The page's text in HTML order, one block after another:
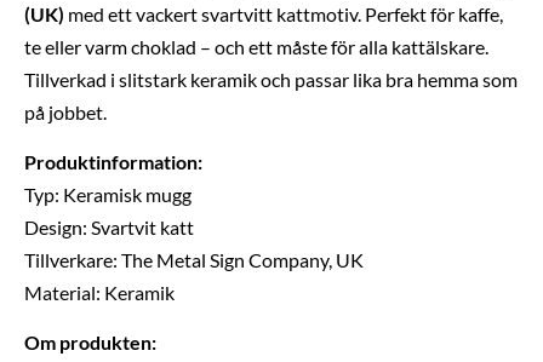
(UK) med ett vackert svartvitt kattmotiv. Perfekt för kaffe,
te eller varm choklad – och ett måste för alla kattälskare.
Tillverkad i slitstark keramik och passar lika bra hemma som
på jobbet.
Produktinformation:
Typ: Keramisk mugg
Design: Svartvit katt
Tillverkare: The Metal Sign Company, UK
Material: Keramik
Om produkten: